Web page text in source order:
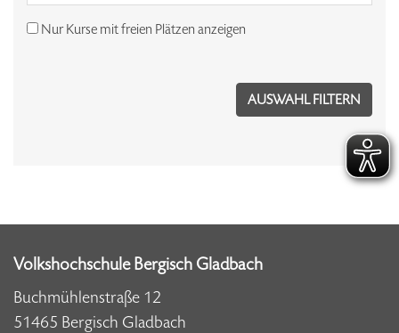
Nur Kurse mit freien Plätzen anzeigen
Volkshochschule Bergisch Gladbach
Buchmühlenstraße 12
51465 Bergisch Gladbach